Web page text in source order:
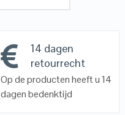
14 dagen
retourrecht
Op de producten heeft u 14
dagen bedenktijd